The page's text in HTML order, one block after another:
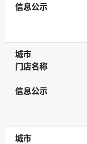
信息公示
信息公示
城市
城市
门店名称
门店名称
信息公示
信息公示
城市
城市